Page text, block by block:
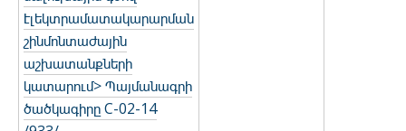
էլեկտրամատակարարման
շինմոնտաժային
աշխատանքների
կատարում> Պայմանագրի
ծածկագիրը C-02-14